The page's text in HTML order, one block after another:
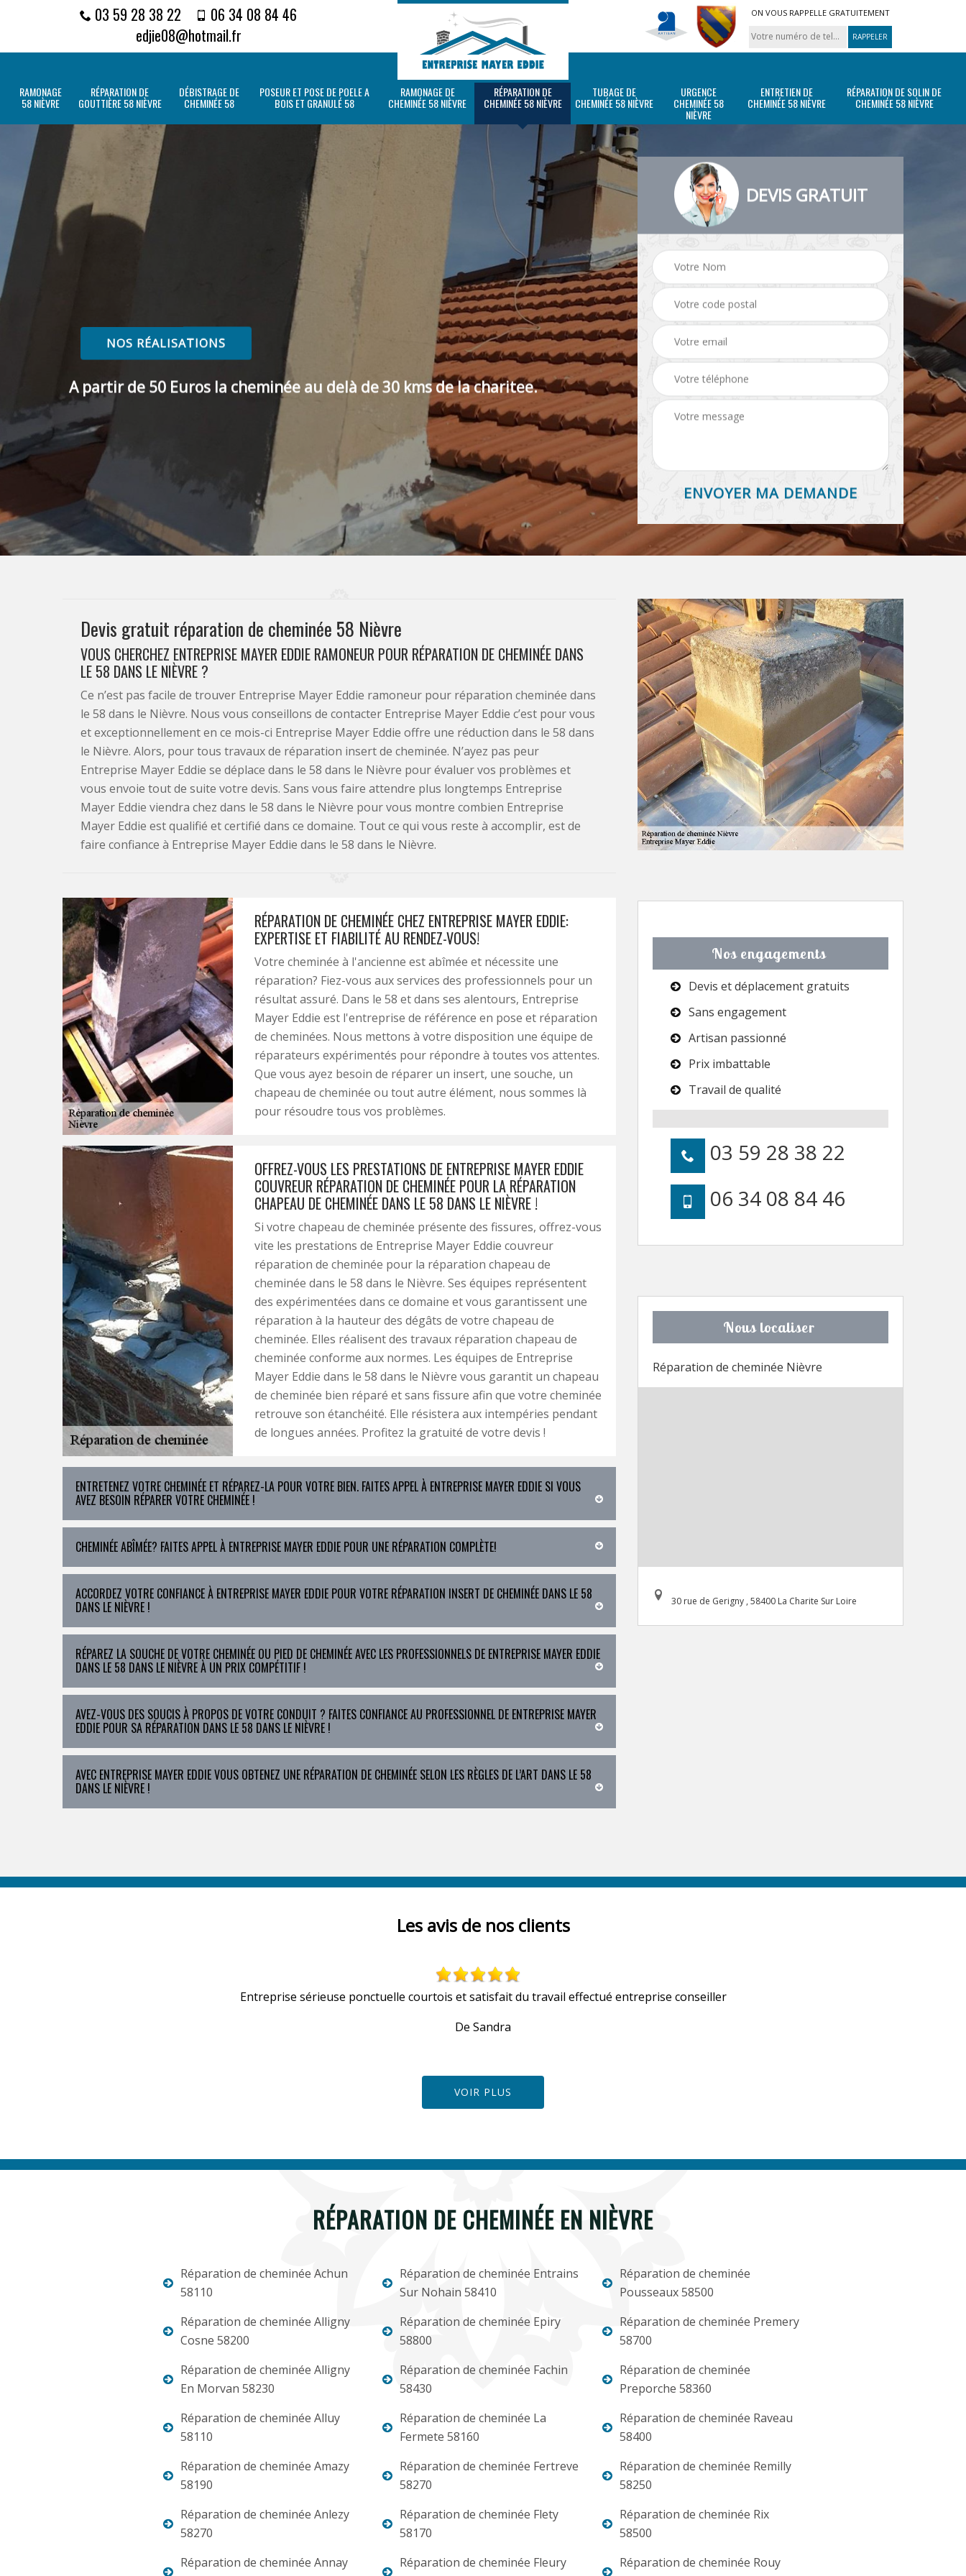
03 59 28 38 22
06 34 08 84 46
edjie08@hotmail.fr
ON VOUS RAPPELLE GRATUITEMENT
RAMONAGE
58 NIÈVRE
RÉPARATION DE
GOUTTIÈRE 58 NIÈVRE
DÉBISTRAGE DE
CHEMINÉE 58
POSEUR ET POSE DE POELE A
BOIS ET GRANULÉ 58
RAMONAGE DE
CHEMINÉE 58 NIÈVRE
RÉPARATION DE
CHEMINÉE 58 NIÈVRE
TUBAGE DE
CHEMINÉE 58 NIÈVRE
URGENCE
CHEMINÉE 58
NIÈVRE
ENTRETIEN DE
CHEMINÉE 58 NIÈVRE
RÉPARATION DE SOLIN DE
CHEMINÉE 58 NIÈVRE
NOS RÉALISATIONS
A partir de 50 Euros la cheminée au delà de 30 kms de la charitee.
DEVIS GRATUIT
Devis gratuit réparation de cheminée 58 Nièvre
VOUS CHERCHEZ ENTREPRISE MAYER EDDIE RAMONEUR POUR RÉPARATION DE CHEMINÉE DANS
LE 58 DANS LE NIÈVRE ?
Ce n’est pas facile de trouver Entreprise Mayer Eddie ramoneur pour réparation cheminée dans
le 58 dans le Nièvre. Nous vous conseillons de contacter Entreprise Mayer Eddie c’est pour vous
et exceptionnellement en ce mois-ci Entreprise Mayer Eddie offre une réduction dans le 58 dans
le Nièvre. Alors, pour tous travaux de réparation insert de cheminée. N’ayez pas peur
Entreprise Mayer Eddie se déplace dans le 58 dans le Nièvre pour évaluer vos problèmes et
vous envoie tout de suite votre devis. Sans vous faire attendre plus longtemps Entreprise
Mayer Eddie viendra chez dans le 58 dans le Nièvre pour vous montre combien Entreprise
Mayer Eddie est qualifié et certifié dans ce domaine. Tout ce qui vous reste à accomplir, est de
faire confiance à Entreprise Mayer Eddie dans le 58 dans le Nièvre.
RÉPARATION DE CHEMINÉE CHEZ ENTREPRISE MAYER EDDIE:
EXPERTISE ET FIABILITÉ AU RENDEZ-VOUS!
Votre cheminée à l'ancienne est abîmée et nécessite une
réparation? Fiez-vous aux services des professionnels pour un
résultat assuré. Dans le 58 et dans ses alentours, Entreprise
Mayer Eddie est l'entreprise de référence en pose et réparation
de cheminées. Nous mettons à votre disposition une équipe de
réparateurs expérimentés pour répondre à toutes vos attentes.
Que vous ayez besoin de réparer un insert, une souche, un
chapeau de cheminée ou tout autre élément, nous sommes là
pour résoudre tous vos problèmes.
OFFREZ-VOUS LES PRESTATIONS DE ENTREPRISE MAYER EDDIE
COUVREUR RÉPARATION DE CHEMINÉE POUR LA RÉPARATION
CHAPEAU DE CHEMINÉE DANS LE 58 DANS LE NIÈVRE !
Si votre chapeau de cheminée présente des fissures, offrez-vous
vite les prestations de Entreprise Mayer Eddie couvreur
réparation de cheminée pour la réparation chapeau de
cheminée dans le 58 dans le Nièvre. Ses équipes représentent
des expérimentées dans ce domaine et vous garantissent une
réparation à la hauteur des dégâts de votre chapeau de
cheminée. Elles réalisent des travaux réparation chapeau de
cheminée conforme aux normes. Les équipes de Entreprise
Mayer Eddie dans le 58 dans le Nièvre vous garantit un chapeau
de cheminée bien réparé et sans fissure afin que votre cheminée
retrouve son étanchéité. Elle résistera aux intempéries pendant
de longues années. Profitez la gratuité de votre devis !
ENTRETENEZ VOTRE CHEMINÉE ET RÉPAREZ-LA POUR VOTRE BIEN. FAITES APPEL À ENTREPRISE MAYER EDDIE SI VOUS
AVEZ BESOIN RÉPARER VOTRE CHEMINÉE !
CHEMINÉE ABÎMÉE? FAITES APPEL À ENTREPRISE MAYER EDDIE POUR UNE RÉPARATION COMPLÈTE!
ACCORDEZ VOTRE CONFIANCE À ENTREPRISE MAYER EDDIE POUR VOTRE RÉPARATION INSERT DE CHEMINÉE DANS LE 58
DANS LE NIÈVRE !
RÉPAREZ LA SOUCHE DE VOTRE CHEMINÉE OU PIED DE CHEMINÉE AVEC LES PROFESSIONNELS DE ENTREPRISE MAYER EDDIE
DANS LE 58 DANS LE NIÈVRE À UN PRIX COMPÉTITIF !
AVEZ-VOUS DES SOUCIS À PROPOS DE VOTRE CONDUIT ? FAITES CONFIANCE AU PROFESSIONNEL DE ENTREPRISE MAYER
EDDIE POUR SA RÉPARATION DANS LE 58 DANS LE NIÈVRE !
AVEC ENTREPRISE MAYER EDDIE VOUS OBTENEZ UNE RÉPARATION DE CHEMINÉE SELON LES RÈGLES DE L’ART DANS LE 58
DANS LE NIÈVRE !
Nos engagements
Devis et déplacement gratuits
Sans engagement
Artisan passionné
Prix imbattable
Travail de qualité
03 59 28 38 22
06 34 08 84 46
Nous localiser
Réparation de cheminée Nièvre
30 rue de Gerigny , 58400 La Charite Sur Loire
Les avis de nos clients
Entreprise sérieuse ponctuelle courtois et satisfait du travail effectué entreprise conseiller
De Sandra
VOIR PLUS
RÉPARATION DE CHEMINÉE EN NIÈVRE
Réparation de cheminée Achun
58110
Réparation de cheminée Alligny
Cosne 58200
Réparation de cheminée Alligny
En Morvan 58230
Réparation de cheminée Alluy
58110
Réparation de cheminée Amazy
58190
Réparation de cheminée Anlezy
58270
Réparation de cheminée Annay
Réparation de cheminée Entrains
Sur Nohain 58410
Réparation de cheminée Epiry
58800
Réparation de cheminée Fachin
58430
Réparation de cheminée La
Fermete 58160
Réparation de cheminée Fertreve
58270
Réparation de cheminée Flety
58170
Réparation de cheminée Fleury
Réparation de cheminée
Pousseaux 58500
Réparation de cheminée Premery
58700
Réparation de cheminée
Preporche 58360
Réparation de cheminée Raveau
58400
Réparation de cheminée Remilly
58250
Réparation de cheminée Rix
58500
Réparation de cheminée Rouy